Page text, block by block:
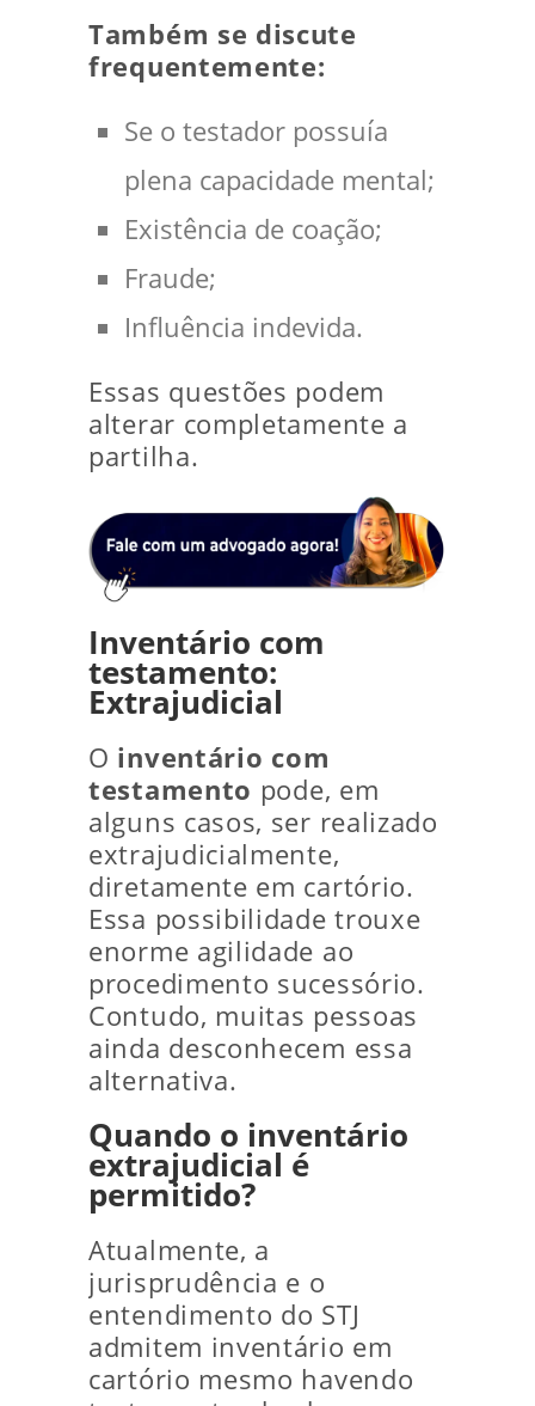
Também se discute
frequentemente:
Se o testador possuía
plena capacidade mental;
Existência de coação;
Fraude;
Influência indevida.
Essas questões podem
alterar completamente a
partilha.
Inventário com
testamento:
Extrajudicial
O inventário com
testamento pode, em
alguns casos, ser realizado
extrajudicialmente,
diretamente em cartório.
Essa possibilidade trouxe
enorme agilidade ao
procedimento sucessório.
Contudo, muitas pessoas
ainda desconhecem essa
alternativa.
Quando o inventário
extrajudicial é
permitido?
Atualmente, a
jurisprudência e o
entendimento do STJ
admitem inventário em
cartório mesmo havendo